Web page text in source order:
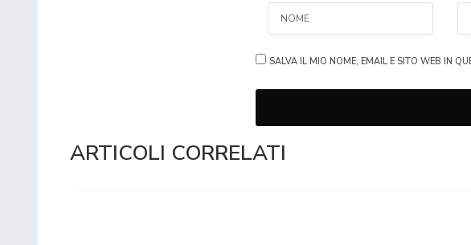
SALVA IL MIO NOME, EMAIL E SITO WEB IN
ARTICOLI CORRELATI